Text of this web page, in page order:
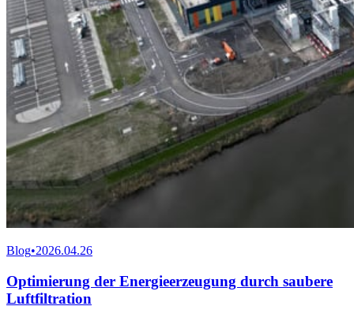
Blog•2026.04.26
Optimierung der Energieerzeugung durch saubere
Luftfiltration